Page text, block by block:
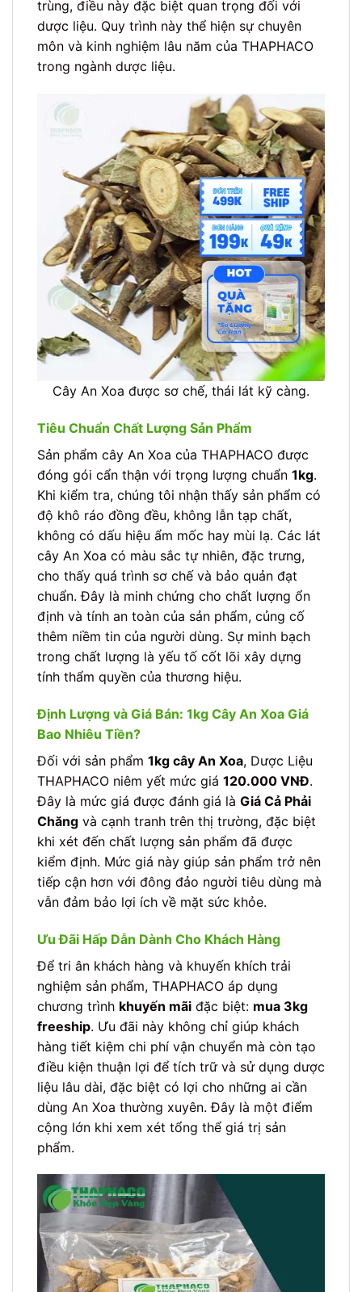
trùng, điều này đặc biệt quan trọng đối với
dược liệu. Quy trình này thể hiện sự chuyên
môn và kinh nghiệm lâu năm của THAPHACO
trong ngành dược liệu.
Cây An Xoa được sơ chế, thái lát kỹ càng.
Tiêu Chuẩn Chất Lượng Sản Phẩm
Sản phẩm cây An Xoa của THAPHACO được
đóng gói cẩn thận với trọng lượng chuẩn 1kg.
Khi kiểm tra, chúng tôi nhận thấy sản phẩm có
độ khô ráo đồng đều, không lẫn tạp chất,
không có dấu hiệu ẩm mốc hay mùi lạ. Các lát
cây An Xoa có màu sắc tự nhiên, đặc trưng,
cho thấy quá trình sơ chế và bảo quản đạt
chuẩn. Đây là minh chứng cho chất lượng ổn
định và tính an toàn của sản phẩm, củng cố
thêm niềm tin của người dùng. Sự minh bạch
trong chất lượng là yếu tố cốt lõi xây dựng
tính thẩm quyền của thương hiệu.
Định Lượng và Giá Bán: 1kg Cây An Xoa Giá
Bao Nhiêu Tiền?
Đối với sản phẩm 1kg cây An Xoa, Dược Liệu
THAPHACO niêm yết mức giá 120.000 VNĐ.
Đây là mức giá được đánh giá là Giá Cả Phải
Chăng và cạnh tranh trên thị trường, đặc biệt
khi xét đến chất lượng sản phẩm đã được
kiểm định. Mức giá này giúp sản phẩm trở nên
tiếp cận hơn với đông đảo người tiêu dùng mà
vẫn đảm bảo lợi ích về mặt sức khỏe.
Ưu Đãi Hấp Dẫn Dành Cho Khách Hàng
Để tri ân khách hàng và khuyến khích trải
nghiệm sản phẩm, THAPHACO áp dụng
chương trình khuyến mãi đặc biệt: mua 3kg
freeship. Ưu đãi này không chỉ giúp khách
hàng tiết kiệm chi phí vận chuyển mà còn tạo
điều kiện thuận lợi để tích trữ và sử dụng dược
liệu lâu dài, đặc biệt có lợi cho những ai cần
dùng An Xoa thường xuyên. Đây là một điểm
cộng lớn khi xem xét tổng thể giá trị sản
phẩm.